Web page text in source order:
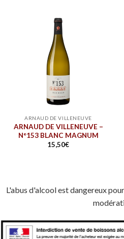
ARNAUD DE VILLENEUVE
ARNAUD DE VILLENEUVE –
N°153 BLANC MAGNUM
15,50€
L'abus d'alcool est dangereux